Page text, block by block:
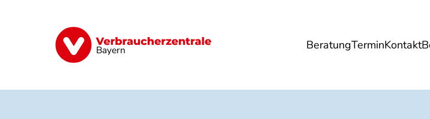
Bayern BeratungTerminKontakt
Finanzen Digitales Lebensmittel Umwelt Gesundheit